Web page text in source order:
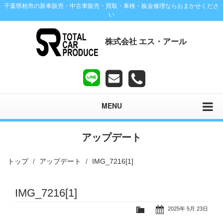
千葉県柏市の新車販売・中古車販売・買取・車検・板金修理ならおまかせくださ
い
株式会社 エス・アール
MENU
アップデート
トップ アップデート IMG_7216[1]
IMG_7216[1]
2025年 5月 23日